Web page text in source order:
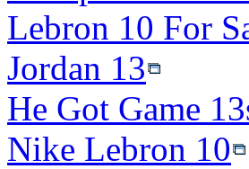
Lebron 10 For
Jordan 13
He Got Game
Nike Lebron 10